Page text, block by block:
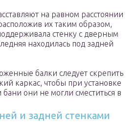
на равном расстоянии
их таким образом,
стенку с дверным
находилась под задней
балки следует скрепить
каркас, чтобы при установке
бани они не могли сместиться в
и задней стенками